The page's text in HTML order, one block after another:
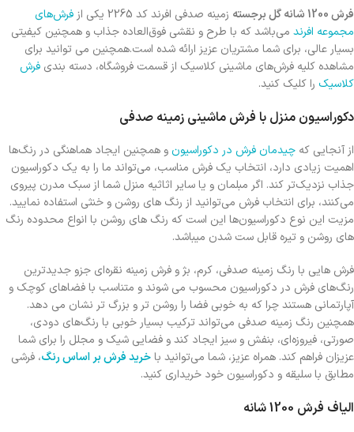
فرش 1200 شانه گل برجسته زمينه صدفی افرند کد 2265 یکی از
فرش‌های
مجموعه افرند می‌باشد که با طرح و نقشی فوق‌العاده جذاب و همچنین کیفیتی
بسیار عالی، برای شما مشتریان عزیز ارائه شده است.همچنین می توانید برای
مشاهده کلیه فرش‌های ماشینی کلاسیک از قسمت فروشگاه، دسته بندی فرش
کلاسیک را کلیک کنید.
دکوراسیون منزل با فرش ماشینی زمینه صدفی
از آنجایی که چیدمان فرش در دکوراسیونو همچنین ایجاد هماهنگی در رنگ‌ها
اهمیت زیادی دارد، انتخاب یک فرش مناسب، می‌تواند ما را به یک دکوراسیون
جذاب نزدیک‌تر کند. اگر مبلمان و یا سایر اثاثیه منزل شما از سبک مدرن پیروی
می‌کنند، برای انتخاب فرش می‌توانید از رنگ های روشن و خنثی استفاده نمایید.
مزیت این نوع دکوراسیون‌ها این است که رنگ های روشن با انواع محدوده رنگ
های روشن و تیره قابل ست شدن میباشد.
فرش هایی با رنگ زمینه صدفی، کرم، بژ و فرش زمینه نقره‌ای جزو جدیدترین
رنگ‌های فرش در دکوراسیون محسوب می شوند و متناسب با فضاهای کوچک و
آپارتمانی هستند چرا که به خوبی فضا را روشن تر و بزرگ تر نشان می دهد.
همچنین رنگ زمینه صدفی می‌تواند ترکیب بسیار خوبی با رنگ‌های دودی،
صورتی، فیروزه‌ای، بنفش و سیز ایجاد کند و فضایی شیک و مجلل را برای شما
عزیزان فراهم کند. همراه عزیز، شما می‌توانید باخرید فرش بر اساس رنگ، فرشی
مطابق با سلیقه و دکوراسیون خود خریداری کنید.
الیاف فرش 1200 شانه